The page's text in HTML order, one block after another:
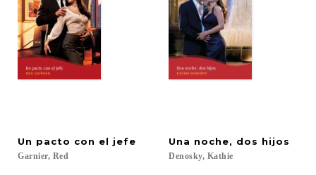
Un pacto con el jefe
Garnier, Red
Una noche, dos hijos
Denosky, Kathie